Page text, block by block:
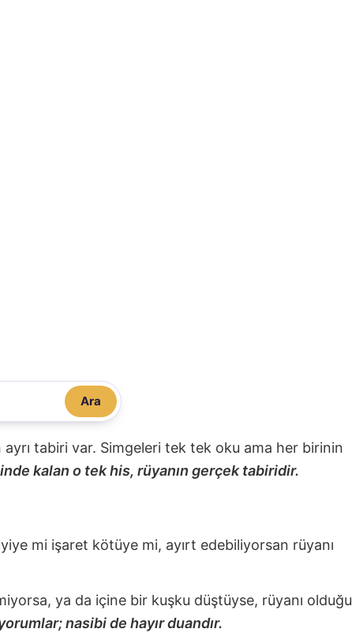
Ara
tabiri var. Simgeleri tek tek oku ama her birinin
kalan o tek his, rüyanın gerçek tabiridir.
mi işaret kötüye mi, ayırt edebiliyorsan rüyanı
ya da içine bir kuşku düştüyse, rüyanı olduğu
nasibi de hayır duandır.